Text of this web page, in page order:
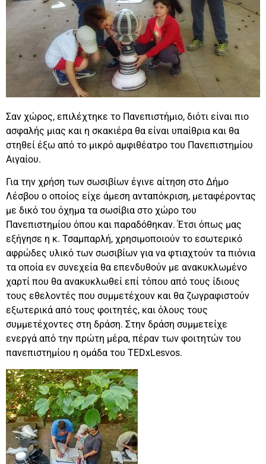
Σαν χώρος, επιλέχτηκε το Πανεπιστήμιο, διότι είναι πιο
ασφαλής μιας και η σκακιέρα θα είναι υπαίθρια και θα
στηθεί έξω από το μικρό αμφιθέατρο του Πανεπιστημίου
Αιγαίου.
Για την χρήση των σωσιβίων έγινε αίτηση στο Δήμο
Λέσβου ο οποίος είχε άμεση ανταπόκριση, μεταφέροντας
με δικό του όχημα τα σωσίβια στο χώρο του
Πανεπιστημίου όπου και παραδόθηκαν. Έτσι όπως μας
εξήγησε η κ. Τσαμπαρλή, χρησιμοποιούν το εσωτερικό
αφρώδες υλικό των σωσιβίων για να φτιαχτούν τα πιόνια
τα οποία εν συνεχεία θα επενδυθούν με ανακυκλωμένο
χαρτί που θα ανακυκλωθεί επί τόπου από τους ίδιους
τους εθελοντές που συμμετέχουν και θα ζωγραφιστούν
εξωτερικά από τους φοιτητές, και όλους τους
συμμετέχοντες στη δράση. Στην δράση συμμετείχε
ενεργά από την πρώτη μέρα, πέραν των φοιτητών του
πανεπιστημίου η ομάδα του ΤEDxLesvos.